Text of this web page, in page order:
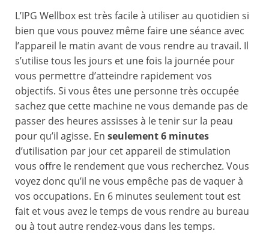
L’IPG Wellbox est très facile à utiliser au quotidien si
bien que vous pouvez même faire une séance avec
l’appareil le matin avant de vous rendre au travail. Il
s’utilise tous les jours et une fois la journée pour
vous permettre d’atteindre rapidement vos
objectifs. Si vous êtes une personne très occupée
sachez que cette machine ne vous demande pas de
passer des heures assisses à le tenir sur la peau
pour qu’il agisse. En seulement 6 minutes
d’utilisation par jour cet appareil de stimulation
vous offre le rendement que vous recherchez. Vous
voyez donc qu’il ne vous empêche pas de vaquer à
vos occupations. En 6 minutes seulement tout est
fait et vous avez le temps de vous rendre au bureau
ou à tout autre rendez-vous dans les temps.